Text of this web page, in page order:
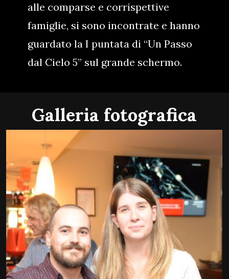
alle comparse e corrispettive
famiglie, si sono incontrate e hanno
guardato la I puntata di “Un Passo
dal Cielo 5” sul grande schermo.
Galleria fotografica